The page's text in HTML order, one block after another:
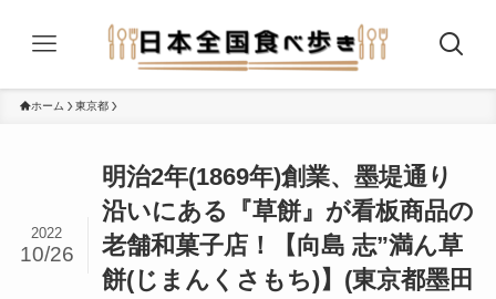
ホーム 東京都
明治2年(1869年)創業、墨堤通り
沿いにある『草餅』が看板商品の
老舗和菓子店！【向島 志”満ん草
餅(じまんくさもち)】(東京都墨田
2022
10/26